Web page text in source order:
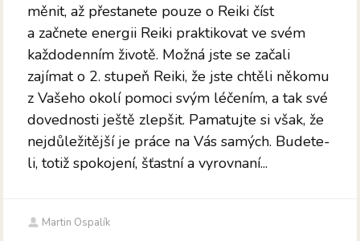
měnit, až přestanete pouze o Reiki číst
a začnete energii Reiki praktikovat ve svém
každodenním životě. Možná jste se začali
zajímat o 2. stupeň Reiki, že jste chtěli někomu
z Vašeho okolí pomoci svým léčením, a tak své
dovednosti ještě zlepšit. Pamatujte si však, že
nejdůležitější je práce na Vás samých. Budete-
li, totiž spokojení, šťastní a vyrovnaní...
Martin Ospalík